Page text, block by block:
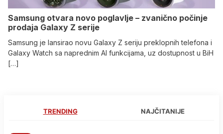
Samsung otvara novo poglavlje – zvanično počinje
prodaja Galaxy Z serije
Samsung je lansirao novu Galaxy Z seriju preklopnih telefona i
Galaxy Watch sa naprednim AI funkcijama, uz dostupnost u BiH
[…]
TRENDING NAJČITANIJE